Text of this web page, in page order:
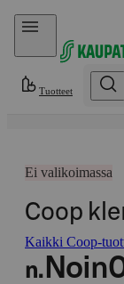
Hyppää sisältöön
Tuotteet
Ei valikoimassa
Coop
Kaikki Coop-
n. Noin